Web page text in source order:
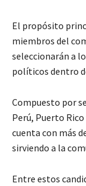
El propósito
miembros del
seleccionarán a
políticos dentro
Compuesto por
Perú, Puerto
cuenta con más
sirviendo a la
Entre estos